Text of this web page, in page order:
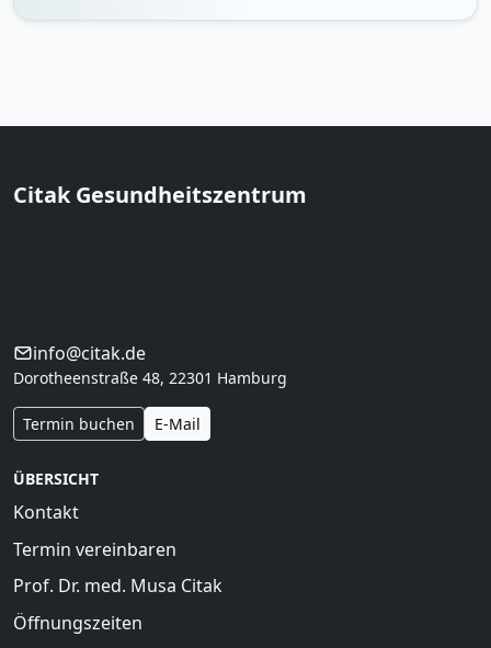
Citak Gesundheitszentrum
info@citak.de
Dorotheenstraße 48, 22301 Hamburg
Termin buchen E-Mail
ÜBERSICHT
Kontakt
Termin vereinbaren
Prof. Dr. med. Musa Citak
Öffnungszeiten